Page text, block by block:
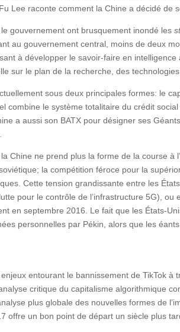
Lee raconte comment la Chine a décidé de
gouvernement ont brusquement inondé les
au gouvernement central, moins de deux
à développer le savoir-faire en
sur le plan de la recherche, des
sous deux principales formes: le
combine le système totalitaire du crédit
a aussi son BATX pour désigner ses
Chine ne prend plus la forme de la course
la compétition féroce pour la
Cette tension grandissante entre les
pour le contrôle de l’infrastructure 5G),
en septembre 2016. Le fait que les États-
personnelles par Pékin, alors que les
entourant le bannissement de TikTok
critique du capitalisme algorithmique
plus globale des nouvelles formes de
offre un bon point de départ un siècle plus